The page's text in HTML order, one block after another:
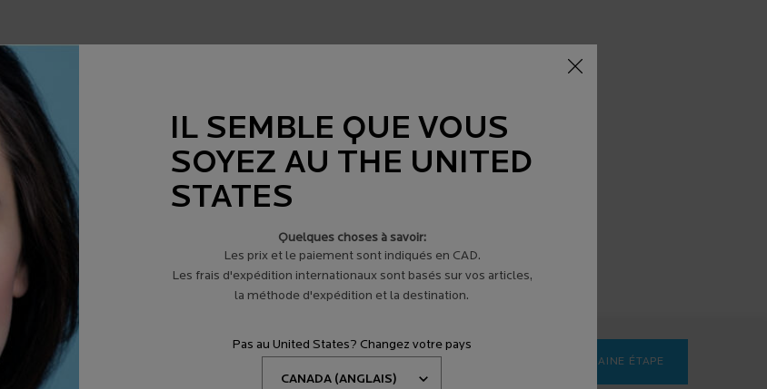
PROCHAINE ÉTAPE
IL SEMBLE QUE VOUS
SOYEZ AU THE UNITED
STATES
Quelques choses à savoir:
Les prix et le paiement sont indiqués en CAD.
Les frais d'expédition internationaux sont basés sur vos articles,
la méthode d'expédition et la destination.
Pas au United States? Changez votre pays